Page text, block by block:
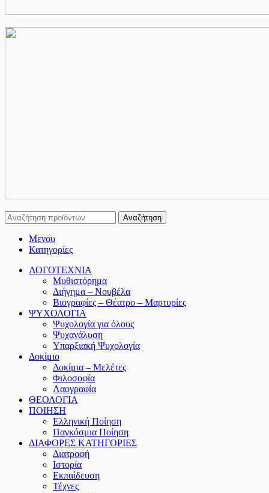
Αναζήτηση
Μενου
Κατηγορίες
ΛΟΓΟΤΕΧΝΙΑ
Μυθιστόρημα
Διήγημα – Νουβέλα
Βιογραφίες – Θέατρο – Μαρτυρίες
ΨΥΧΟΛΟΓΙΑ
Ψυχολογία για όλους
Ψυχανάλυση
Υπαρξιακή Ψυχολογία
Δοκίμιο
Δοκίμια – Μελέτες
Φιλοσοφία
Λαογραφία
ΘΕΟΛΟΓΙΑ
ΠΟΙΗΣΗ
Ελληνική Ποίηση
Παγκόσμια Ποίηση
ΔΙΑΦΟΡΕΣ ΚΑΤΗΓΟΡΙΕΣ
Διατροφή
Ιστορία
Εκπαίδευση
Τέχνες